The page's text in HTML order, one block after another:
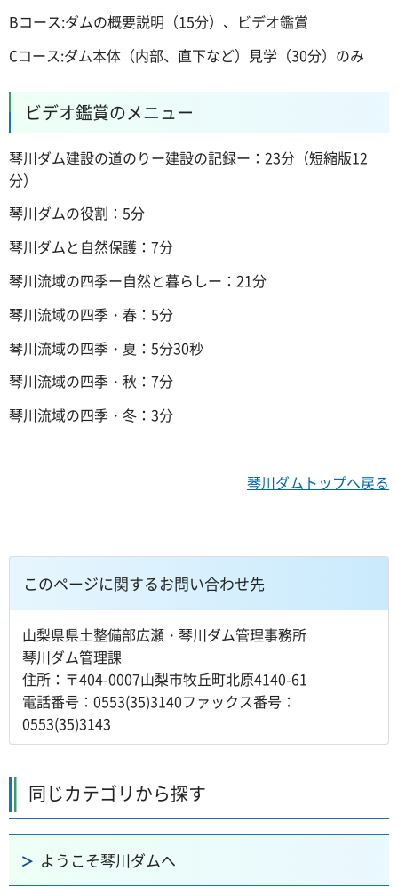
Bコース:ダムの概要説明（15分）、ビデオ鑑賞
Cコース:ダム本体（内部、直下など）見学（30分）のみ
ビデオ鑑賞のメニュー
琴川ダム建設の道のりー建設の記録ー：23分（短縮版12
分）
琴川ダムの役割：5分
琴川ダムと自然保護：7分
琴川流域の四季ー自然と暮らしー：21分
琴川流域の四季・春：5分
琴川流域の四季・夏：5分30秒
琴川流域の四季・秋：7分
琴川流域の四季・冬：3分
琴川ダムトップへ戻る
このページに関するお問い合わせ先
山梨県県土整備部広瀬・琴川ダム管理事務所
琴川ダム管理課
住所：〒404-0007山梨市牧丘町北原4140-61
電話番号：0553(35)3140ファックス番号：
0553(35)3143
同じカテゴリから探す
ようこそ琴川ダムへ